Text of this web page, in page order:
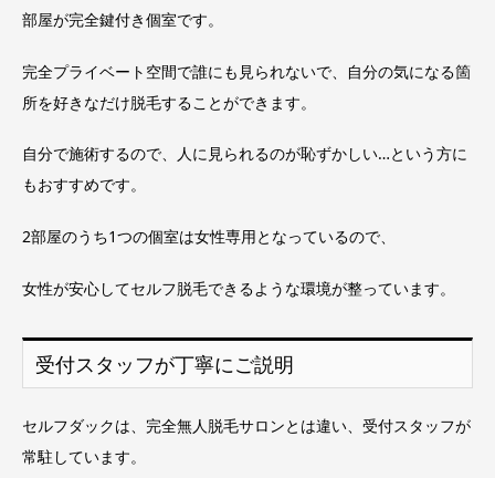
部屋が完全鍵付き個室です。
完全プライベート空間で誰にも見られないで、自分の気になる箇
所を好きなだけ脱毛することができます。
自分で施術するので、人に見られるのが恥ずかしい…という方に
もおすすめです。
2部屋のうち1つの個室は女性専用となっているので、
女性が安心してセルフ脱毛できるような環境が整っています。
受付スタッフが丁寧にご説明
セルフダックは、完全無人脱毛サロンとは違い、受付スタッフが
常駐しています。